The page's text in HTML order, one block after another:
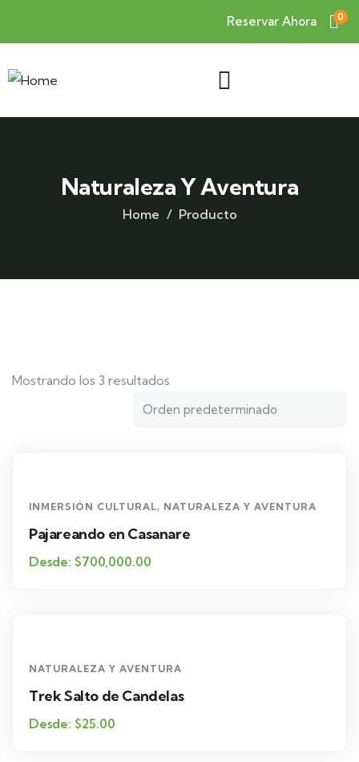
Reservar Ahora 0
Naturaleza Y Aventura
Home Producto
Mostrando los 3 resultados
INMERSIÓN CULTURAL, NATURALEZA Y AVENTURA
Pajareando en Casanare
Desde: $700,000.00
NATURALEZA Y AVENTURA
Trek Salto de Candelas
Desde: $25.00